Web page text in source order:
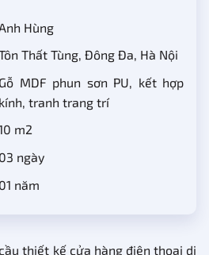
Anh Hùng
Thất Tùng, Đông Đa, Hà Nội
Gỗ MDF phun sơn PU, kết hợp
kính, tranh trang trí
m2
03 ngày
01 năm
thiết kế cửa hàng điện thoại di